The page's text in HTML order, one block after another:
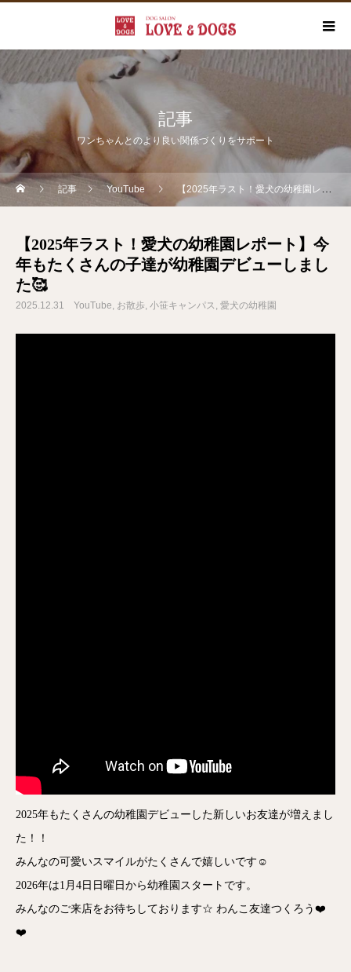
記事
ワンちゃんとのより良い関係づくりをサポート
記事 YouTube 【2025年ラスト！愛犬の幼稚園レポート】今年もたくさんの子達が幼稚園デビューしました🥰
【2025年ラスト！愛犬の幼稚園レポート】今
年もたくさんの子達が幼稚園デビューしまし
た🥰
2025.12.31 YouTube お散歩 小笹キャンパス 愛犬の幼稚園
2025年もたくさんの幼稚園デビューした新しいお友達が増えまし
た！！
みんなの可愛いスマイルがたくさんで嬉しいです☺️
2026年は1月4日日曜日から幼稚園スタートです。
みんなのご来店をお待ちしております☆ わんこ友達つくろう❤️
❤️